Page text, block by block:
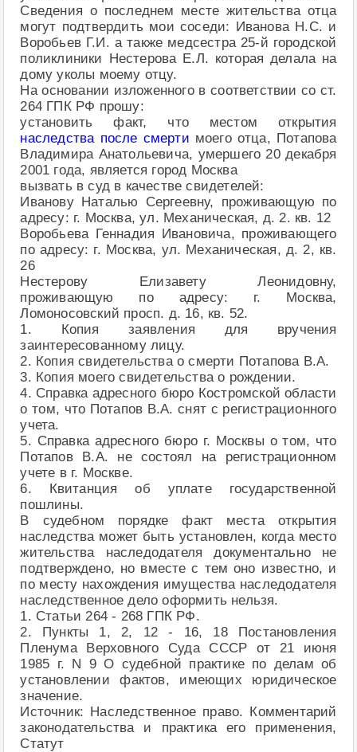
Сведения о последнем месте жительства отца
могут подтвердить мои соседи: Иванова Н.С. и
Воробьев Г.И. а также медсестра 25-й городской
поликлиники Нестерова Е.Л. которая делала на
дому уколы моему отцу.
На основании изложенного в соответствии со ст.
264 ГПК РФ прошу:
установить факт, что местом открытия
наследства после смерти моего отца, Потапова
Владимира Анатольевича, умершего 20 декабря
2001 года, является город Москва
вызвать в суд в качестве свидетелей:
Иванову Наталью Сергеевну, проживающую по
адресу: г. Москва, ул. Механическая, д. 2. кв. 12
Воробьева Геннадия Ивановича, проживающего
по адресу: г. Москва, ул. Механическая, д. 2, кв.
26
Нестерову Елизавету Леонидовну,
проживающую по адресу: г. Москва,
Ломоносовский просп. д. 16, кв. 52.
1. Копия заявления для вручения
заинтересованному лицу.
2. Копия свидетельства о смерти Потапова В.А.
3. Копия моего свидетельства о рождении.
4. Справка адресного бюро Костромской области
о том, что Потапов В.А. снят с регистрационного
учета.
5. Справка адресного бюро г. Москвы о том, что
Потапов В.А. не состоял на регистрационном
учете в г. Москве.
6. Квитанция об уплате государственной
пошлины.
В судебном порядке факт места открытия
наследства может быть установлен, когда место
жительства наследодателя документально не
подтверждено, но вместе с тем оно известно, и
по месту нахождения имущества наследодателя
наследственное дело оформить нельзя.
1. Статьи 264 - 268 ГПК РФ.
2. Пункты 1, 2, 12 - 16, 18 Постановления
Пленума Верховного Суда СССР от 21 июня
1985 г. N 9 О судебной практике по делам об
установлении фактов, имеющих юридическое
значение.
Источник: Наследственное право. Комментарий
законодательства и практика его применения,
Статут